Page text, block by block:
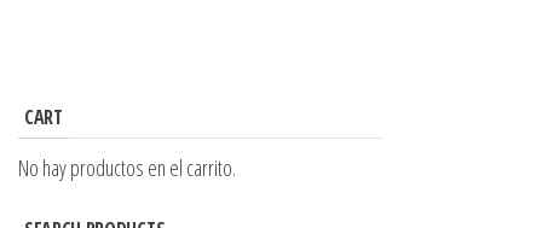
CART
No hay productos en el carrito.